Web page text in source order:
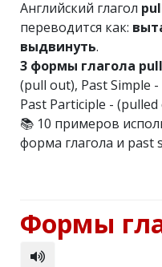
Английский глагол
переводится как:
выдвинуть.
3 формы глагола
(pull out), Past Simple
Past Participle - (pulled
📚 10 примеров
форма глагола и past
Формы